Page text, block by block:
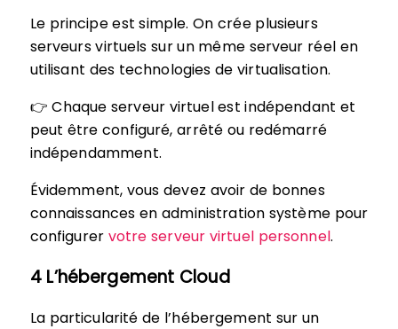
Le principe est simple. On crée plusieurs
serveurs virtuels sur un même serveur réel en
utilisant des technologies de virtualisation.
👉 Chaque serveur virtuel est indépendant et
peut être configuré, arrêté ou redémarré
indépendamment.
Évidemment, vous devez avoir de bonnes
connaissances en administration système pour
configurer votre serveur virtuel personnel.
4 L’hébergement Cloud
La particularité de l’hébergement sur un